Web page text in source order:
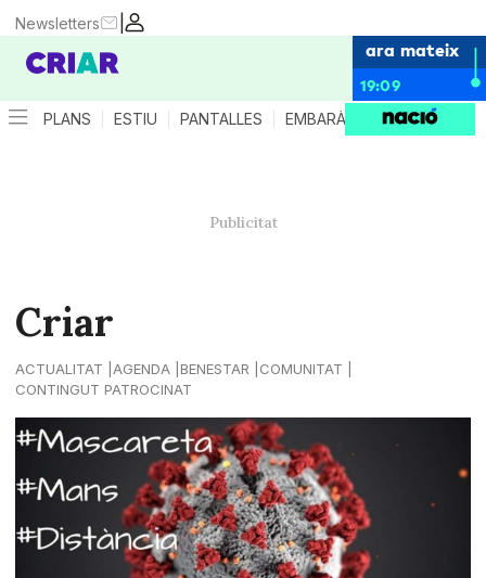
|
Newsletters
ara mateix
19:09
PLANS ESTIU PANTALLES EMBARÀS CRIANÇA
Criar
ACTUALITAT AGENDA BENESTAR
COMUNITAT
CONTINGUT PATROCINAT